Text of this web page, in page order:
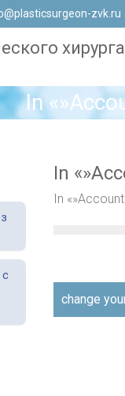
zvk.ru
хирурга
In
In
In
Навигация
change